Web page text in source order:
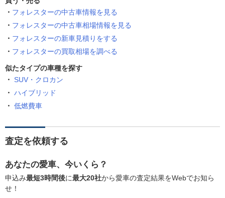
フォレスターの中古車情報を見る
フォレスターの中古車相場情報を見る
フォレスターの新車見積りをする
フォレスターの買取相場を調べる
似たタイプの車種を探す
SUV・クロカン
ハイブリッド
低燃費車
査定を依頼する
あなたの愛車、今いくら？
申込み最短3時間後に最大20社から愛車の査定結果をWebでお知ら
せ！